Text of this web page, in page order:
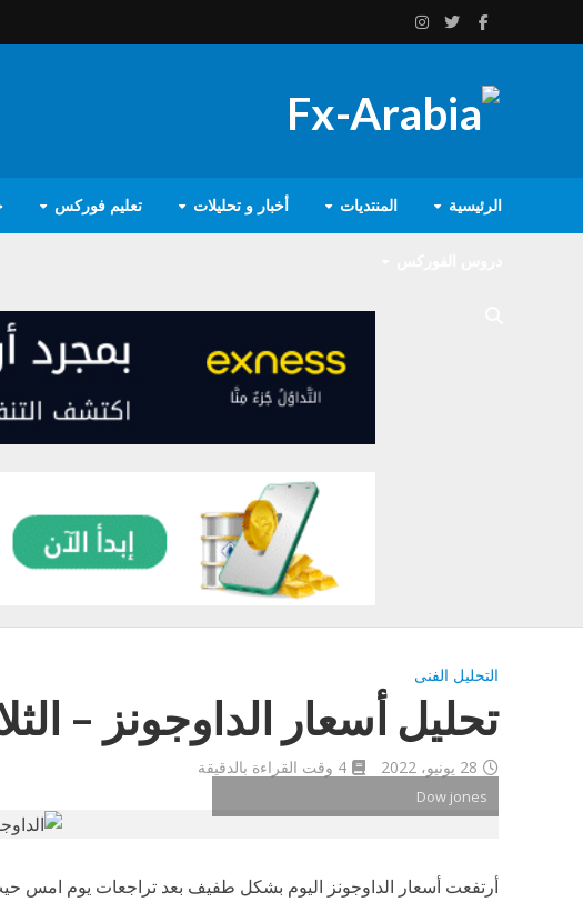
الرئيسية المنتديات أخبار و تحليلات تعليم فوركس
التحليل الفنى
تحليل أسعار الداوجونز – الثلاثاء 28-
28 يونيو، 2022 4 وقت القراءة بالدقيقة
Dow jones
أرتفعت أسعار الداوجونز اليوم بشكل طفيف بعد تراجعات يوم امس